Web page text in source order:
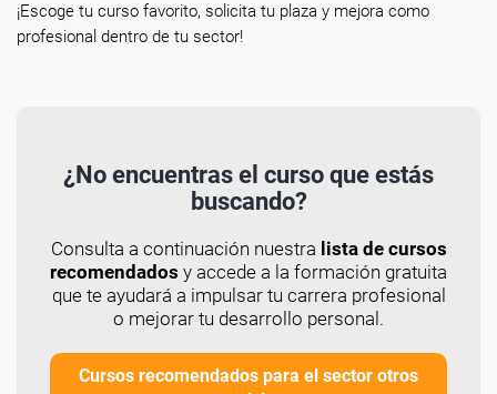
¡Escoge tu curso favorito, solicita tu plaza y mejora como
profesional dentro de tu sector!
¿No encuentras el curso que estás
buscando?
Consulta a continuación nuestra lista de cursos
recomendados y accede a la formación gratuita
que te ayudará a impulsar tu carrera profesional
o mejorar tu desarrollo personal.
Cursos recomendados para el sector otros